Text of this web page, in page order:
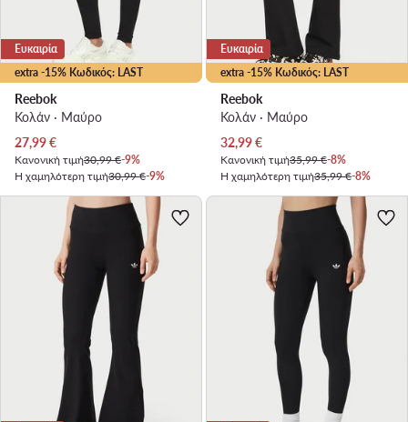
extra -15% Κωδικός: LAST
Ευκαιρία
Reebok
Κολάν · Μαύρο
Τρέχουσα τιμή
27,99€
Κανονική τιμή30,99 €-9%
Η χαμηλότερη τιμή30,99 €-9%
extra -15% Κωδικός: LAST
Ευκαιρία
Reebok
Κολάν · Μαύρο
Τρέχουσα τιμή
32,99€
Κανονική τιμή35,99 €-8%
Η χαμηλότερη τιμή35,99 €-8%